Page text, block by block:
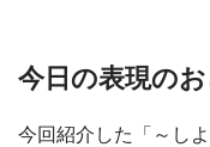
今日の表現の
今回紹介した「～し